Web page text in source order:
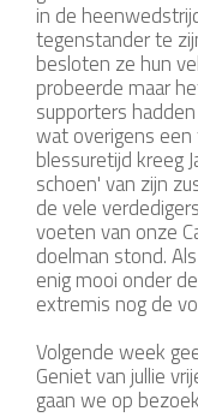
in de
tegenstander te
besloten ze hun
probeerde maar
supporters
wat overigens een
blessuretijd kreeg
schoen' van zijn
de vele
voeten van onze
doelman stond.
enig mooi onder
extremis nog de
Volgende week
Geniet van jullie
gaan we op